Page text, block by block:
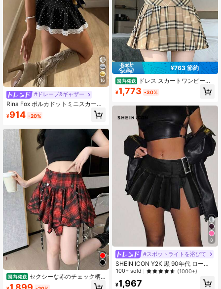
16
#ドレープ&ギャザー
Rina Fox ポルカドットミニスカー
ト、セクシーなY2Kレトロポルカド
ットコントラストレース超ミニスカ
なミニスカート、レーストリムプレ
ッピースタイル超ミニスカート、日
常外出、ショッピング、学校、集ま
り、夏のパーティーに適しています
¥914 -20%
国内発送 セクシーな赤のチェック柄
プリーツミニスカート レディー
¥763 節約
国内発送
ドレス スカートワンピー
ス レディースハイウエストプリー
ツスカート子供カーキチェック柄新
光を防ぐギャル風
¥1,773 -30%
8
#スポットライトを浴びて
SHEIN ICON Y2K 黒 90年代 ローラ
イズ バックル ディテール プリーツ
100+ sold (1000+)
¥1,967